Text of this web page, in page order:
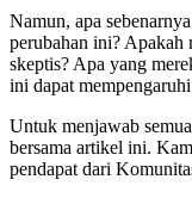
Namun, apa
perubahan ini? Apakah
skeptis? Apa yang
ini dapat
Untuk menjawab
bersama artikel ini.
pendapat dari